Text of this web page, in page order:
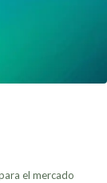
el mercado